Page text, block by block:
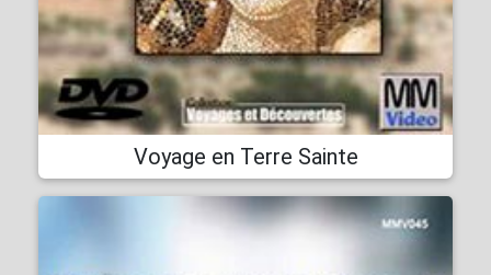
Voyage en Terre Sainte